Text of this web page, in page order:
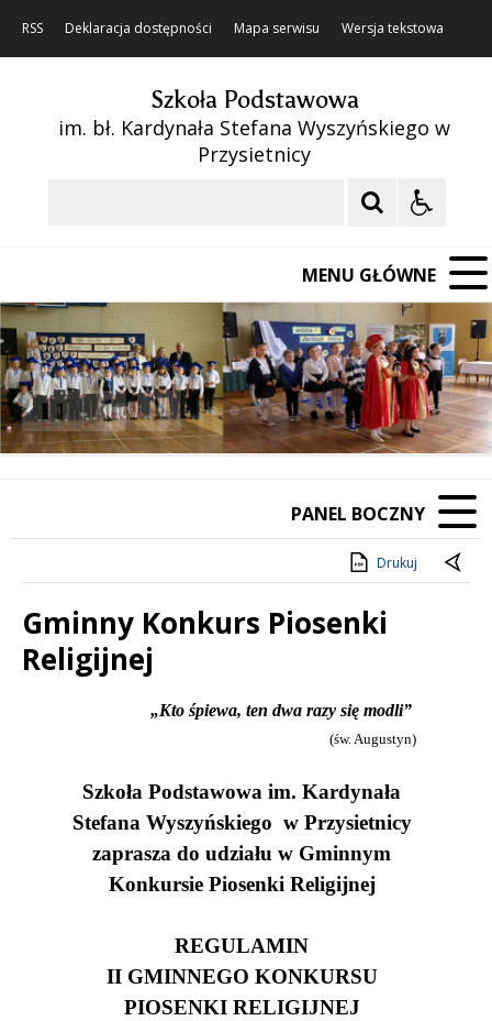
RSS Deklaracja dostępności Mapa serwisu Wersja tekstowa
Szkoła Podstawowa
im. bł. Kardynała Stefana Wyszyńskiego w
Przysietnicy
MENU GŁÓWNE
Poprzedni Element
Następny Element
❚❚
PANEL BOCZNY
Drukuj
Gminny Konkurs Piosenki
Religijnej
„Kto śpiewa, ten dwa razy się modli”
(św. Augustyn)
Szkoła Podstawowa im. Kardynała
Stefana Wyszyńskiego w Przysietnicy
zaprasza do udziału w Gminnym
Konkursie Piosenki Religijnej
REGULAMIN
II GMINNEGO KONKURSU
PIOSENKI RELIGIJNEJ